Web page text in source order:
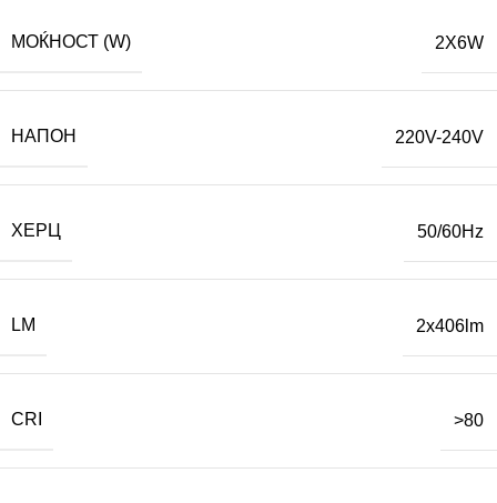
МОЌНОСТ (W) 2X6W
НАПОН 220V-240V
ХЕРЦ 50/60Hz
LM 2x406lm
CRI >80